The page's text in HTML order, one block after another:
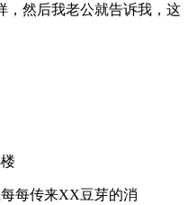
，然后我老公就告诉我，这
每传来XX豆芽的消